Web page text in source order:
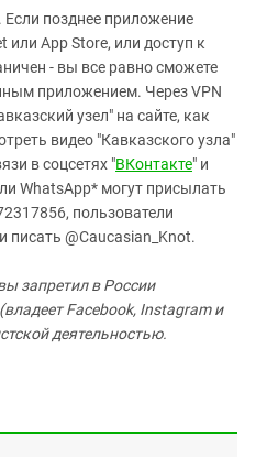
. Если позднее приложение
или App Store, или доступ к
- вы все равно сможете
приложением. Через VPN
узел" на сайте, как
видео "Кавказского узла"
в соцсетях "ВКонтакте" и
WhatsApp* могут присылать
пользователи
писать @Caucasian_Knot.
запретил в России
Facebook, Instagram и
деятельностью.